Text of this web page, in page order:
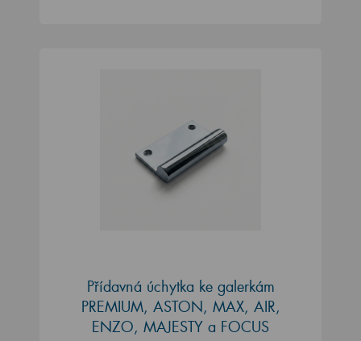
Přídavná úchytka ke galerkám
PREMIUM, ASTON, MAX, AIR,
ENZO, MAJESTY a FOCUS